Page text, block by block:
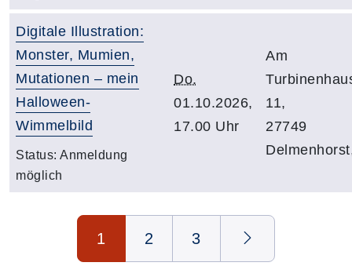
Digitale Illustration:
Monster, Mumien,
Mutationen – mein
Halloween-
Wimmelbild
Status: Anmeldung
möglich
Do.
01.10.2026,
17.00 Uhr
Am
11,
27749
Seite 1 von 3
1 2 3